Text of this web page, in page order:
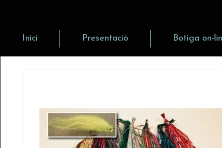
Inici Presentació Botiga on-